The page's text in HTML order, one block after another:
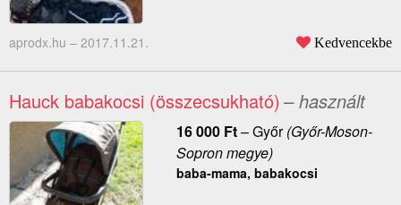
aprodx.hu – 2017.11.21. Kedvencekbe
Hauck babakocsi (összecsukható) – használt
16 000 Ft–Győr(Győr-Moson-
Sopron megye)
baba-mama, babakocsi